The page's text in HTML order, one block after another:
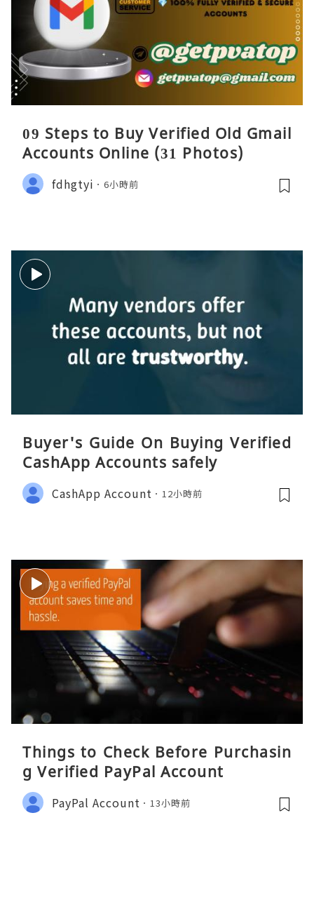
09 Steps to Buy Verified Old Gmail
Accounts Online (31 Photos)
fdhgtyi 6小時前
Buyer's Guide On Buying Verified
CashApp Accounts safely
CashApp Account 12小時前
Things to Check Before Purchasin
g Verified PayPal Account
PayPal Account 13小時前